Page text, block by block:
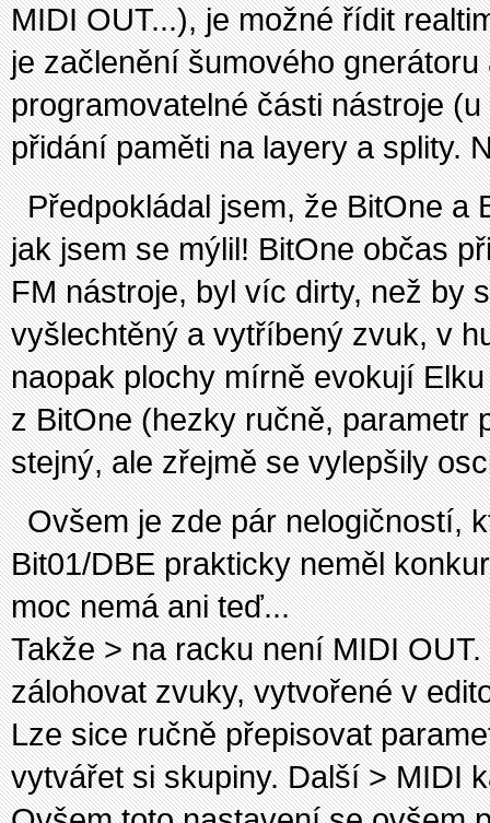
MIDI OUT...), je možné řídit
je začlenění šumového
programovatelné části nástroje
přidání paměti na layery a splity.
Předpokládal jsem, že BitOne a
jak jsem se mýlil! BitOne občas
FM nástroje, byl víc dirty, než by
vyšlechtěný a vytříbený zvuk, v
naopak plochy mírně evokují
z BitOne (hezky ručně, parametr
stejný, ale zřejmě se vylepšily
Ovšem je zde pár nelogičností,
Bit01/DBE prakticky neměl
moc nemá ani teď...
Takže > na racku není MIDI
zálohovat zvuky, vytvořené v
Lze sice ručně přepisovat
vytvářet si skupiny. Další > MIDI